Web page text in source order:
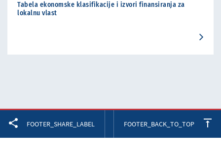
Tabela ekonomske klasifikacije i izvori finansiranja za
lokalnu vlast
FOOTER_SHARE_LABEL FOOTER_BACK_TO_TOP